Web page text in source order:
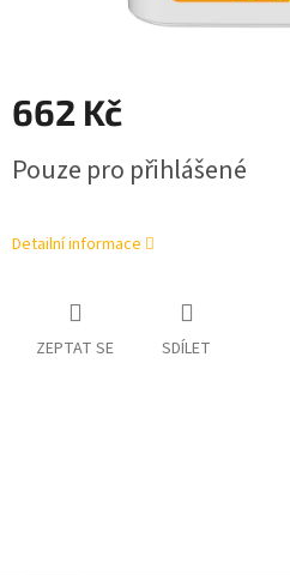
662 Kč
cena:
Pouze pro přihlášené
Detailní informace
ZEPTAT SE SDÍLET